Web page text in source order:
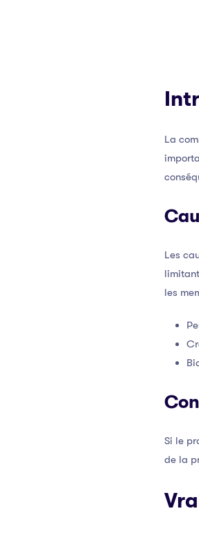
La
Les
les
Si le
de la